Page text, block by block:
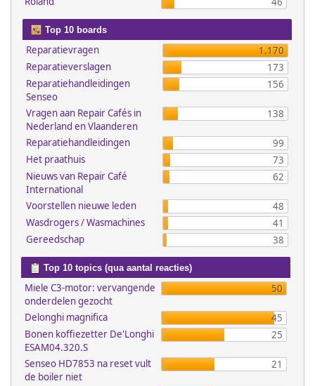
Top 10 boards
Reparatievragen
1.170
Reparatieverslagen
173
Reparatiehandleidingen
Senseo
156
Vragen aan Repair Cafés in
Nederland en Vlaanderen
138
Reparatiehandleidingen
99
Het praathuis
73
Nieuws van Repair Café
International
62
Voorstellen nieuwe leden
48
Wasdrogers / Wasmachines
41
Gereedschap
38
Top 10 topics (qua aantal reacties)
Miele C3-motor: vervangende
onderdelen gezocht
50
Delonghi magnifica
45
Bonen koffiezetter De'Longhi
ESAM04.320.S
25
Senseo HD7853 na reset vult
de boiler niet
21